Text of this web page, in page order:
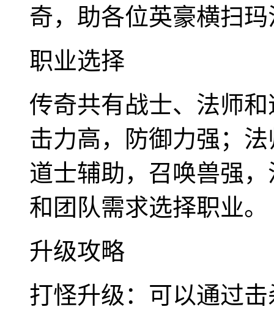
奇，助各位英豪横扫
职业选择
传奇共有战士、法师
击力高，防御力强；
道士辅助，召唤兽强
和团队需求选择职业。
升级攻略
打怪升级：可以通过